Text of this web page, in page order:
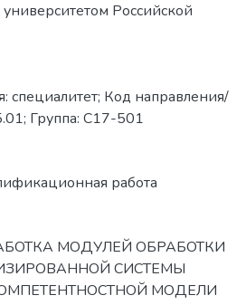
Российской
специалитет; Код направления/
Группа: С17-501
работа
МОДУЛЕЙ ОБРАБОТКИ
СИСТЕМЫ
МОДЕЛИ